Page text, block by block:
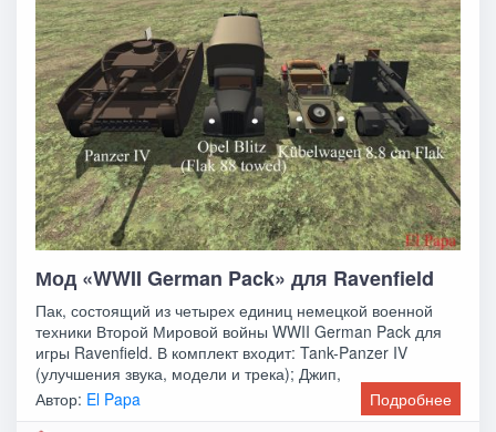
Мод «WWII German Pack» для Ravenfield
Пак, состоящий из четырех единиц немецкой военной
техники Второй Мировой войны WWII German Pack для
игры Ravenfield. В комплект входит: Tank-Panzer IV
(улучшения звука, модели и трека); Джип,
Автор: El Papa Подробнее